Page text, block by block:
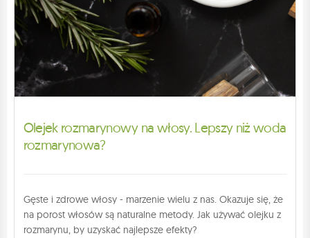
Olejek rozmarynowy na włosy. Lepszy niż woda
rozmarynowa?
Gęste i zdrowe włosy - marzenie wielu z nas. Okazuje się, że
na porost włosów są naturalne metody. Jak używać olejku z
rozmarynu, by uzyskać najlepsze efekty?